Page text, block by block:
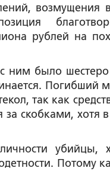
возмущения
рублей на
ним было шестеро
Погибший
так как
за скобками, хотя
убийцы,
Потому